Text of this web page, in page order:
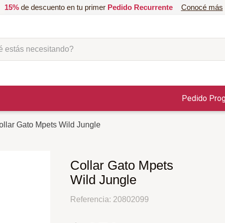
15%de descuento en tu primer Pedido Recurrente Conocé más
necesitando?
Pedido
Gato Mpets Wild Jungle
Collar Gato Mpets
Wild Jungle
Referencia: 20802099